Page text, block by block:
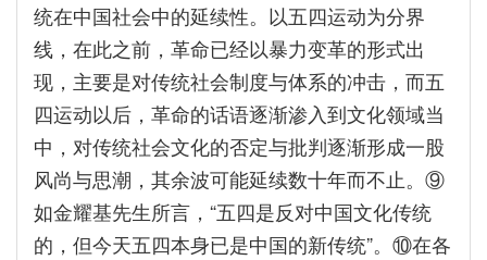
统在中国社会中的延续性。以五四运动为分界
线，在此之前，革命已经以暴力变革的形式出
现，主要是对传统社会制度与体系的冲击，而五
四运动以后，革命的话语逐渐渗入到文化领域当
中，对传统社会文化的否定与批判逐渐形成一股
风尚与思潮，其余波可能延续数十年而不止。⑨
如金耀基先生所言，“五四是反对中国文化传统
的，但今天五四本身已是中国的新传统”。⑩在各